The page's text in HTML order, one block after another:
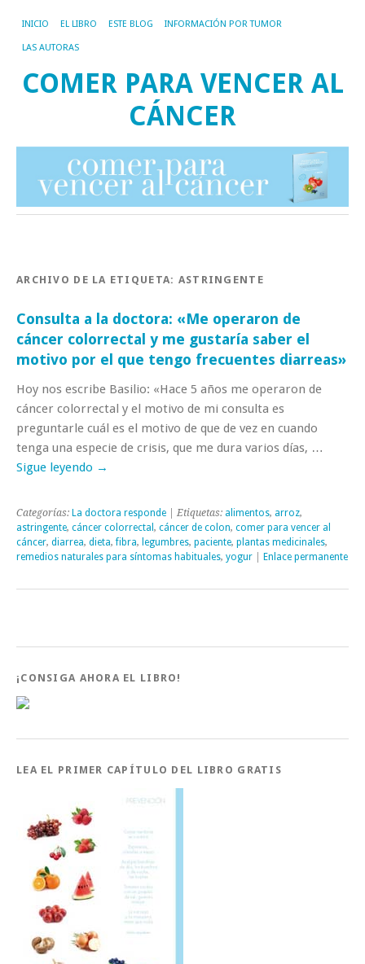
INICIO EL LIBRO ESTE BLOG INFORMACIÓN POR TUMOR
LAS AUTORAS
COMER PARA VENCER AL
CÁNCER
ARCHIVO DE LA ETIQUETA: ASTRINGENTE
Consulta a la doctora: «Me operaron de
cáncer colorrectal y me gustaría saber el
motivo por el que tengo frecuentes diarreas»
Hoy nos escribe Basilio: «Hace 5 años me operaron de
cáncer colorrectal y el motivo de mi consulta es
preguntarle cuál es el motivo de que de vez en cuando
tenga una especie de crisis, que me dura varios días, …
Sigue leyendo →
Categorías: La doctora responde | Etiquetas: alimentos, arroz,
astringente, cáncer colorrectal , cáncer de colon, comer para vencer al
cáncer, diarrea, dieta,fibra, legumbres, paciente, plantas medicinales,
remedios naturales para síntomas habituales, yogur Enlace permanente
¡CONSIGA AHORA EL LIBRO!
LEA EL PRIMER CAPÍTULO DEL LIBRO GRATIS